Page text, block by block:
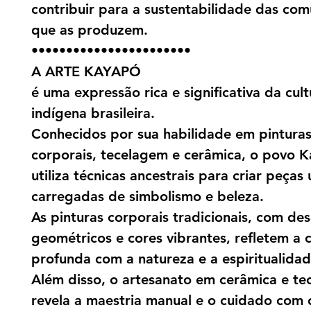
contribuir para a sustentabilidade das
que as produzem.
•••••••••••••••••••••••
A ARTE KAYAPÓ
é uma expressão rica e significativa da
indígena brasileira.
Conhecidos por sua habilidade em pinturas
corporais, tecelagem e cerâmica, o povo
utiliza técnicas ancestrais para criar peças
carregadas de simbolismo e beleza.
As pinturas corporais tradicionais, com
geométricos e cores vibrantes, refletem a
profunda com a natureza e a
Além disso, o artesanato em cerâmica e
revela a maestria manual e o cuidado com